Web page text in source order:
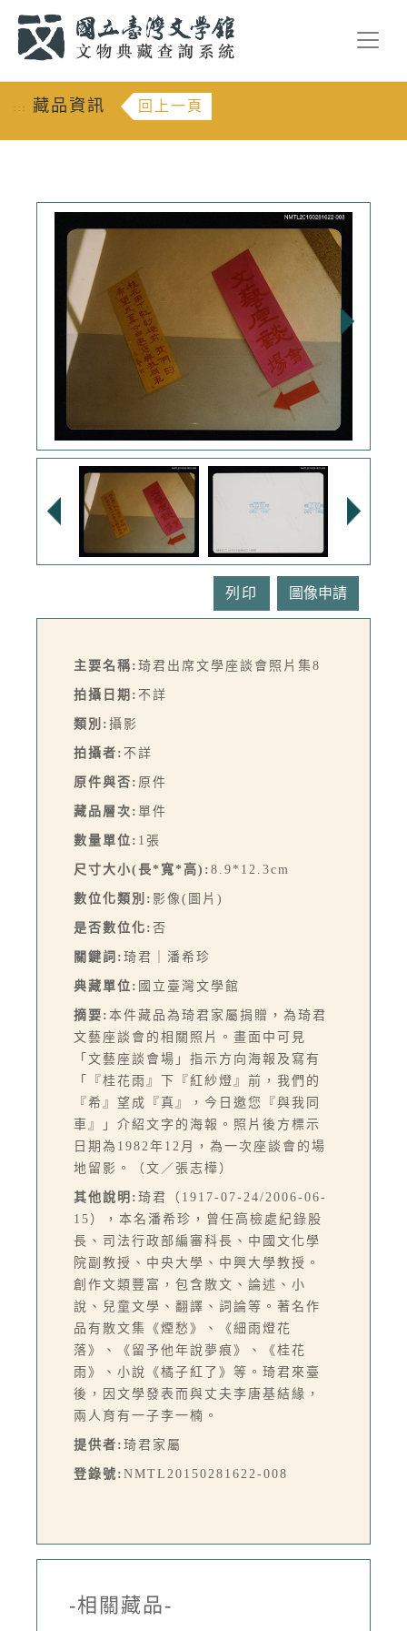
::: 藏品資訊 回上一頁
列印
主要名稱: 琦君出席文學座談會照片集8
拍攝日期: 不詳
類別: 攝影
拍攝者: 不詳
原件與否: 原件
藏品層次: 單件
數量單位: 1張
尺寸大小(長*寬*高): 8.9*12.3cm
數位化類別: 影像(圖片)
是否數位化: 否
關鍵詞: 琦君｜潘希珍
典藏單位: 國立臺灣文學館
摘要: 本件藏品為琦君家屬捐贈，為琦君
文藝座談會的相關照片。畫面中可見
「文藝座談會場」指示方向海報及寫有
「『桂花雨』下『紅紗燈』前，我們的
『希』望成『真』，今日邀您『與我同
車』」介紹文字的海報。照片後方標示
日期為1982年12月，為一次座談會的場
地留影。（文／張志樺）
其他說明: 琦君（1917-07-24/2006-06-
15），本名潘希珍，曾任高檢處紀錄股
長、司法行政部編審科長、中國文化學
院副教授、中央大學、中興大學教授。
創作文類豐富，包含散文、論述、小
說、兒童文學、翻譯、詞論等。著名作
品有散文集《煙愁》、《細雨燈花
落》、《留予他年說夢痕》、《桂花
雨》、小說《橘子紅了》等。琦君來臺
後，因文學發表而與丈夫李唐基結緣，
兩人育有一子李一楠。
提供者: 琦君家屬
登錄號: NMTL20150281622-008
-相關藏品-